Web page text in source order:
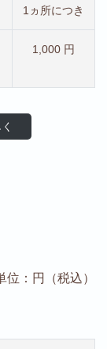
1ヵ所につき
1,000 円
位：円（税込）